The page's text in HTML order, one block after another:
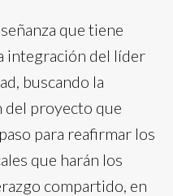
que tiene
integración del líder
buscando la
del proyecto que
para reafirmar los
que harán los
compartido, en